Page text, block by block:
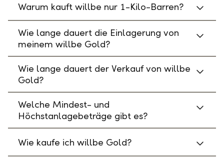
Warum kauft willbe nur 1-Kilo-Barren?
Wie lange dauert die Einlagerung von
meinem willbe Gold?
Wie lange dauert der Verkauf von willbe
Gold?
Welche Mindest- und
Höchstanlagebeträge gibt es?
Wie kaufe ich willbe Gold?